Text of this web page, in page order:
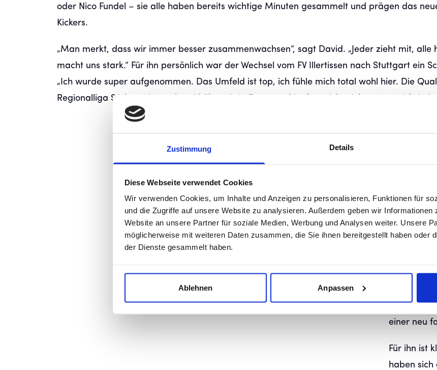
Zustimmung Details
Diese Webseite verwendet Cookies
Wir verwenden Cookies, um Inhalte und Anzeigen zu personalisieren, Funktionen für
und die Zugriffe auf unsere Website zu analysieren. Außerdem geben wir Informationen
Website an unsere Partner für soziale Medien, Werbung und Analysen weiter. Unsere
möglicherweise mit weiteren Daten zusammen, die Sie ihnen bereitgestellt haben oder
der Dienste gesammelt haben.
Ablehnen Anpassen
oder Nico Fundel – sie alle haben bereits wichtige Minuten gesammelt und prägen das
Kickers.
„Man merkt, dass wir immer besser zusammenwachsen“, sagt David. „Jeder zieht mit, alle
macht uns stark.“ Für ihn persönlich war der Wechsel vom FV Illertissen nach Stuttgart ein
„Ich wurde super aufgenommen. Das Umfeld ist top, ich fühle mich total wohl hier. Die
Regionalliga Südwest ist nochmal höher als in Bayern – hier kann ich mich gut entwickeln.“
In der
Vincent
einer neu
Für ihn ist
haben